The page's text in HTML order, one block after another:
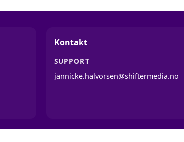
Kontakt
SUPPORT
jannicke.halvorsen@shiftermedia.no